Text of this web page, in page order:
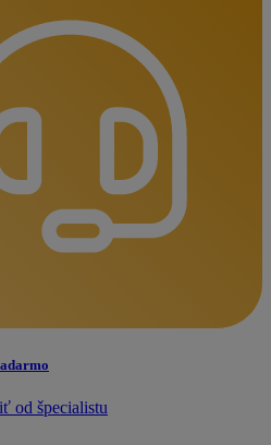
od špecialistu